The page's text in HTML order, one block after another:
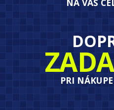
PRI